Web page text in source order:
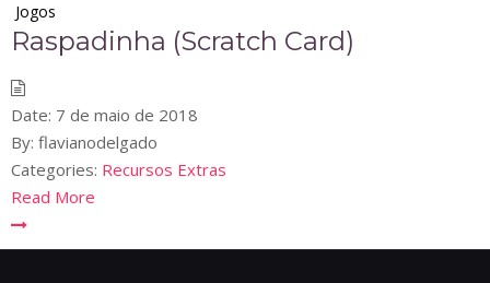
Jogos
Raspadinha (Scratch Card)
Date: 7 de maio de 2018
By: flavianodelgado
Categories: Recursos Extras
Read More